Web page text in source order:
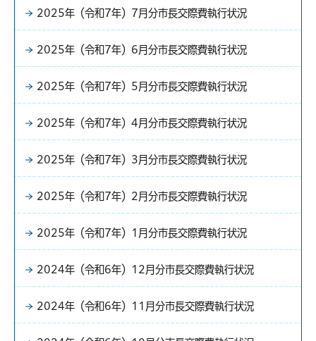
2025年（令和7年）7月分市長交際費執行状況
2025年（令和7年）6月分市長交際費執行状況
2025年（令和7年）5月分市長交際費執行状況
2025年（令和7年）4月分市長交際費執行状況
2025年（令和7年）3月分市長交際費執行状況
2025年（令和7年）2月分市長交際費執行状況
2025年（令和7年）1月分市長交際費執行状況
2024年（令和6年）12月分市長交際費執行状況
2024年（令和6年）11月分市長交際費執行状況